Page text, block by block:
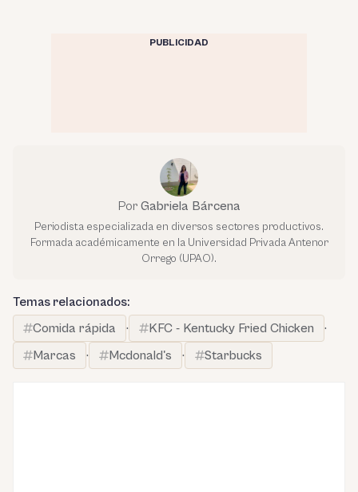
PUBLICIDAD
Por Gabriela Bárcena
Periodista especializada en diversos sectores productivos.
Formada académicamente en la Universidad Privada Antenor
Orrego (UPAO).
Temas relacionados:
Comida rápida
· KFC - Kentucky Fried Chicken
·
Marcas
· Mcdonald's · Starbucks